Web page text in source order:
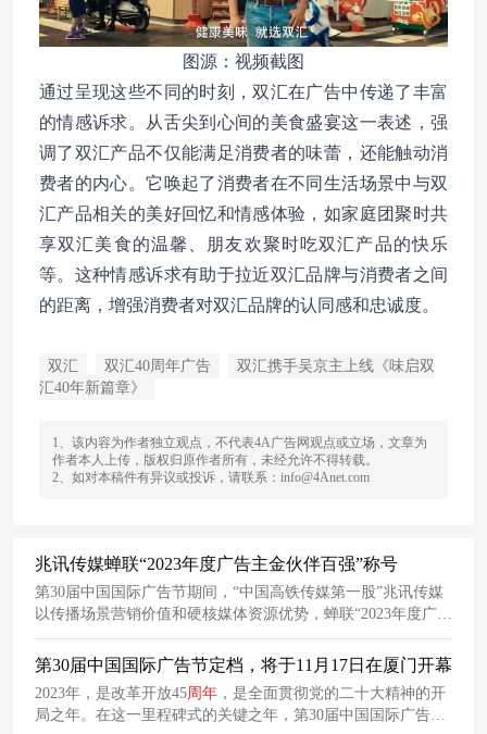
图源：视频截图
通过呈现这些不同的时刻，双汇在广告中传递了丰富
的情感诉求。从舌尖到心间的美食盛宴这一表述，强
调了双汇产品不仅能满足消费者的味蕾，还能触动消
费者的内心。它唤起了消费者在不同生活场景中与双
汇产品相关的美好回忆和情感体验，如家庭团聚时共
享双汇美食的温馨、朋友欢聚时吃双汇产品的快乐
等。这种情感诉求有助于拉近双汇品牌与消费者之间
的距离，增强消费者对双汇品牌的认同感和忠诚度。
双汇 双汇40周年广告
双汇携手吴京主上线《味启双
汇40年新篇章》
1、该内容为作者独立观点，不代表4A广告网观点或立场，文章为
作者本人上传，版权归原作者所有，未经允许不得转载。
2、如对本稿件有异议或投诉，请联系：info@4Anet.com
兆讯传媒蝉联“2023年度广告主金伙伴百强”称号
第30届中国国际广告节期间，“中国高铁传媒第一股”兆讯传媒
以传播场景营销价值和硬核媒体资源优势，蝉联“2023年度广告
主金伙伴百强”称号。
第30届中国国际广告节定档，将于11月17日在厦门开幕
2023年，是改革开放45周年 ，是全面贯彻党的二十大精神的开
局之年。在这一里程碑式的关键之年，第30届中国国际广告节